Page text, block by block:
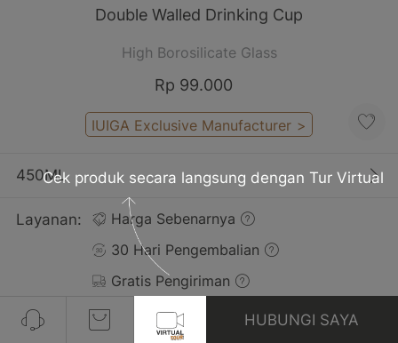
Double Walled Drinking Cup
High Borosilicate Glass
Rp 99.000
IUIGA Exclusive Manufacturer >
450ML
Layanan:
Harga Sebenarnya
30 Hari Pengembalian
Gratis Pengiriman
Ulasan(2)
HUBUNGI SAYA
Cek produk secara langsung dengan Tur Virtual